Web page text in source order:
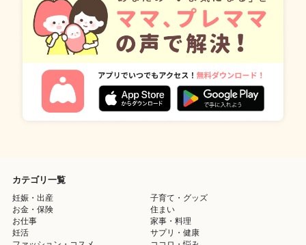
カテゴリ一覧
妊娠・出産
子育て・グッズ
お金・保険
住まい
お仕事
家事・料理
妊活
サプリ・健康